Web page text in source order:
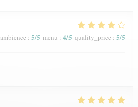
ambience : 5/5 menu : 4/5 quality_price : 5/5